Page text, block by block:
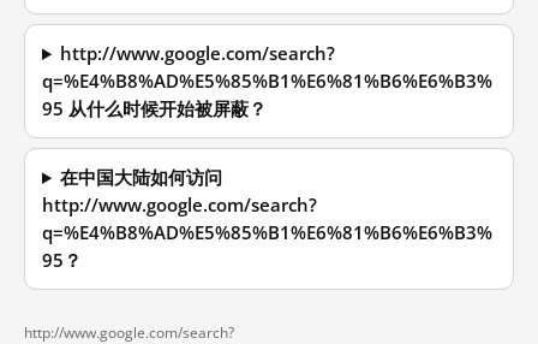
http://www.google.com/search?
q=%E4%B8%AD%E5%85%B1%E6%81%B6%E6%B3%
95 从什么时候开始被屏蔽？
在中国大陆如何访问
http://www.google.com/search?
q=%E4%B8%AD%E5%85%B1%E6%81%B6%E6%B3%
95？
http://www.google.com/search?